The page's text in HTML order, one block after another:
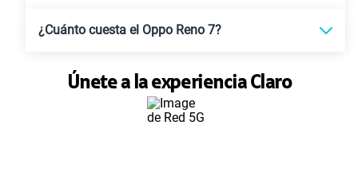
Ver consideraciones